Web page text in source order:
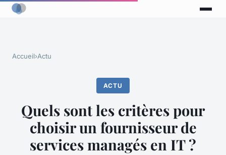
Accueil›Actu
ACTU
Quels sont les critères pour
choisir un fournisseur de
services managés en IT ?